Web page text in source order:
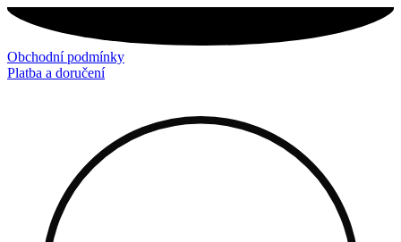
Přejít
Obchodní podmínky
Platba a doručení